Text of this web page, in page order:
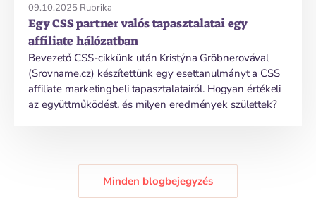
09.10.2025 Rubrika
Egy CSS partner valós tapasztalatai egy
affiliate hálózatban
Bevezető CSS-cikkünk után Kristýna Gröbnerovával
(Srovname.cz) készítettünk egy esettanulmányt a CSS
affiliate marketingbeli tapasztalatairól. Hogyan értékeli
az együttműködést, és milyen eredmények születtek?
Minden blogbejegyzés